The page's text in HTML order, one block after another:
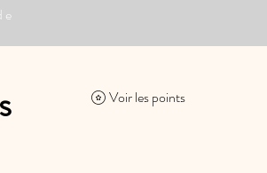
Voir les points